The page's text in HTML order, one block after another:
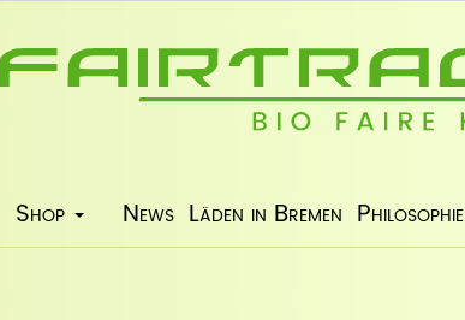
Shop News Läden in Bremen Philosophie